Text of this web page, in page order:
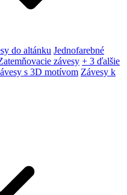
do altánku Jednofarebné
závesy + 3 ďalšie
s 3D motívom Závesy k